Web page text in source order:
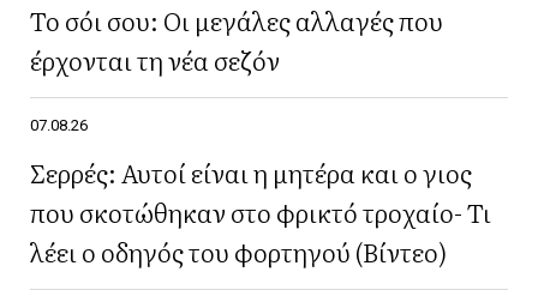
Το σόι σου: Οι μεγάλες αλλαγές που
έρχονται τη νέα σεζόν
07.08.26
Σερρές: Αυτοί είναι η μητέρα και ο γιος
που σκοτώθηκαν στο φρικτό τροχαίο- Τι
λέει ο οδηγός του φορτηγού (Βίντεο)